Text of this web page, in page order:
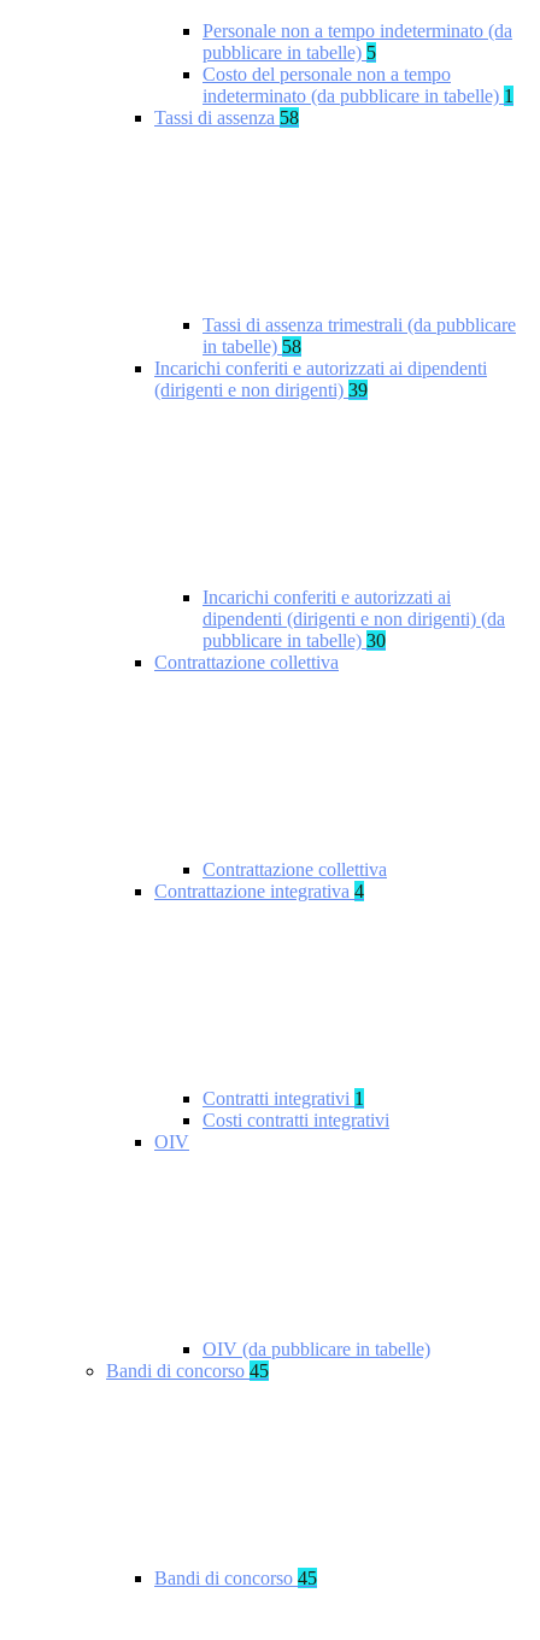
Personale non a tempo indeterminato (da
pubblicare in tabelle) 5
Costo del personale non a tempo
indeterminato (da pubblicare in tabelle) 1
Tassi di assenza 58
Tassi di assenza trimestrali (da pubblicare
in tabelle) 58
Incarichi conferiti e autorizzati ai dipendenti
(dirigenti e non dirigenti) 39
Incarichi conferiti e autorizzati ai
dipendenti (dirigenti e non dirigenti) (da
pubblicare in tabelle) 30
Contrattazione collettiva
Contrattazione collettiva
Contrattazione integrativa 4
Contratti integrativi 1
Costi contratti integrativi
OIV
OIV (da pubblicare in tabelle)
Bandi di concorso 45
Bandi di concorso 45